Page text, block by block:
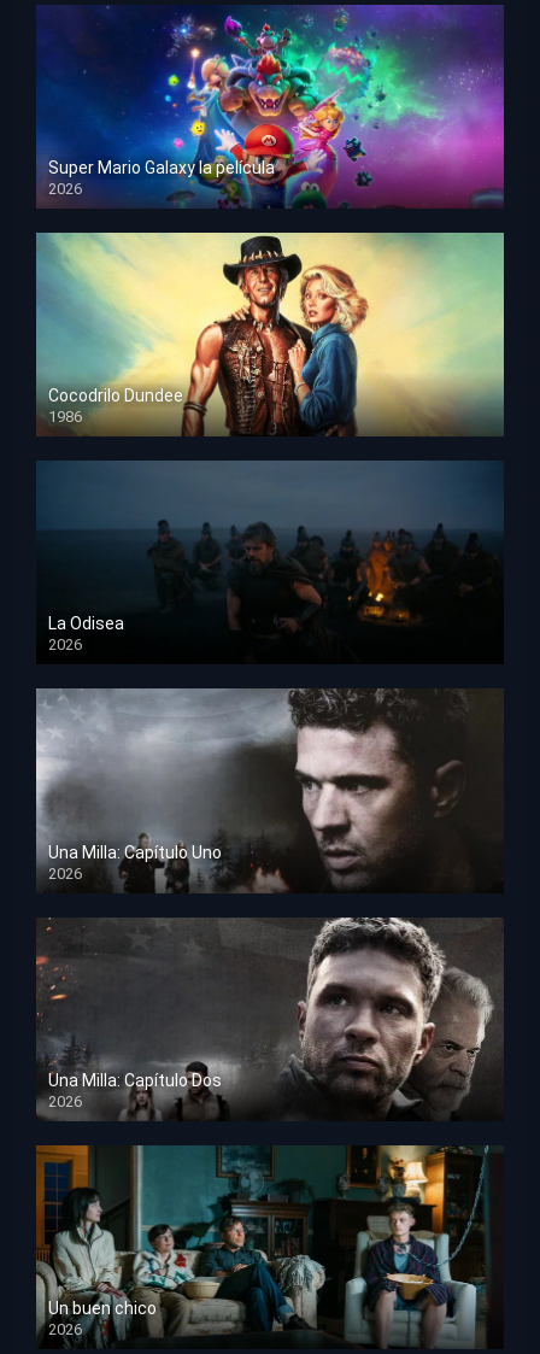
Super Mario Galaxy la película
2026
HD 1080p
Cocodrilo Dundee
1986
HD 1080p
La Odisea
2026
TS Screener
Una Milla: Capítulo Uno
2026
HD 1080p
Una Milla: Capítulo Dos
2026
HD 1080p
Un buen chico
2026
HD 1080p